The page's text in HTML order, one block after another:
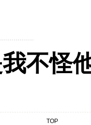
不怪
TOP